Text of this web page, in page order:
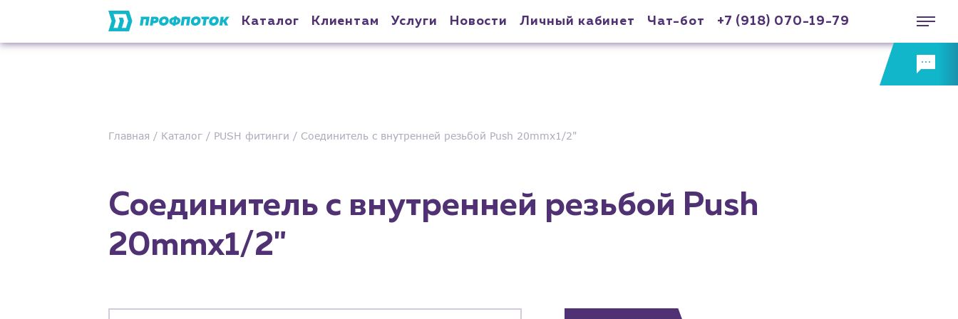
Каталог Клиентам Услуги Новости Личный кабинет Чат-бот +7 (918) 070-19-79
Главная Каталог PUSH фитинги Соединитель с внутренней резьбой Push 20mmx1/2"
Соединитель с внутренней резьбой Push
20mmx1/2"